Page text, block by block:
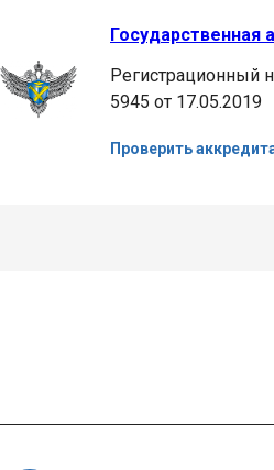
Государственная
Регистрационный
5945 от 17.05.2019
Проверить